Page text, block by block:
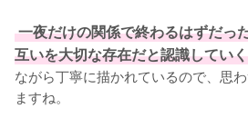
一夜だけの関係で終わるはずだった二人が絆を深め、お
互いを大切な存在だと認識してい
ながら丁寧に描かれているので、思